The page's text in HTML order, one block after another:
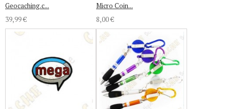
Geocaching.c...
39,99 €
Micro Coin...
8,00 €